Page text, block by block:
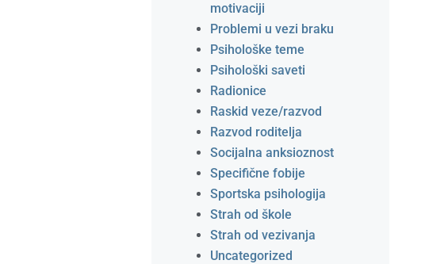
motivaciji
Problemi u vezi braku
Psihološke teme
Psihološki saveti
Radionice
Raskid veze/razvod
Razvod roditelja
Socijalna anksioznost
Specifične fobije
Sportska psihologija
Strah od škole
Strah od vezivanja
Uncategorized